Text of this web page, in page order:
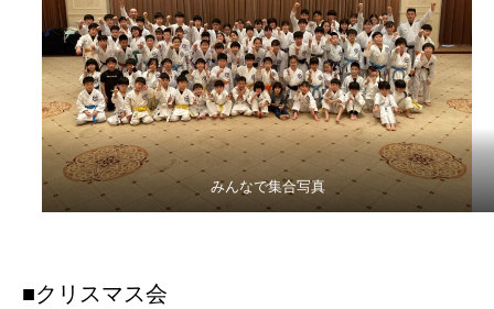
みんなで集合写真
■クリスマス会